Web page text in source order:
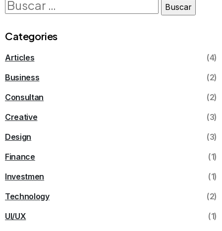
Categories
Articles
(4)
Business
(2)
Consultan
(2)
Creative
(3)
Design
(3)
Finance
(1)
Investmen
(1)
Technology
(2)
UI/UX
(1)